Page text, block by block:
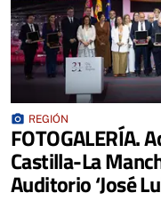
photo_camera REGIÓN
FOTOGALERÍA.
Castilla-La
Auditorio ‘José